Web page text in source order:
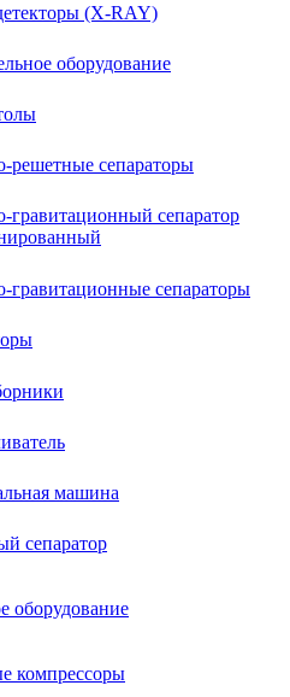
(X-RAY)
оборудование
решетные сепараторы
гравитационный сепаратор
гравитационные сепараторы
машина
сепаратор
оборудование
компрессоры